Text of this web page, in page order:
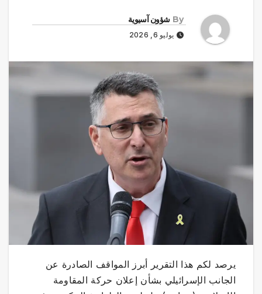
By شؤون آسيوية
يوليو 6, 2026
يرصد لكم هذا التقرير أبرز المواقف الصادرة عن
الجانب الإسرائيلي بشأن إعلان حركة المقاومة